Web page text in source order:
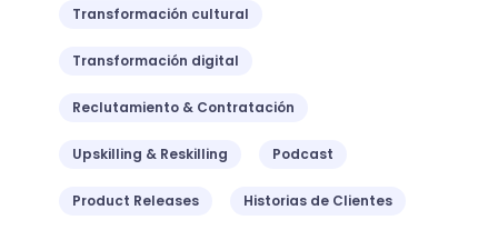
Transformación cultural
Transformación digital
Reclutamiento & Contratación
Upskilling & Reskilling Podcast
Product Releases Historias de Clientes